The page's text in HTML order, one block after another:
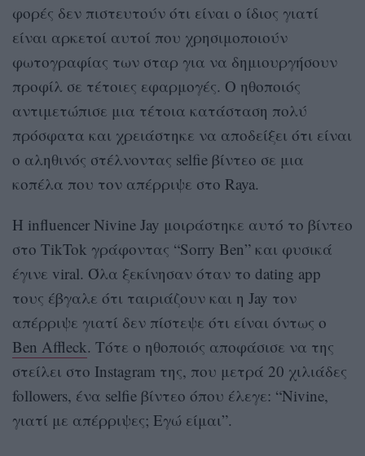
φορές δεν πιστευτούν ότι είναι ο ίδιος γιατί
είναι αρκετοί αυτοί που χρησιμοποιούν
φωτογραφίας των σταρ για να δημιουργήσουν
προφίλ σε τέτοιες εφαρμογές. Ο ηθοποιός
αντιμετώπισε μια τέτοια κατάσταση πολύ
πρόσφατα και χρειάστηκε να αποδείξει ότι είναι
ο αληθινός στέλνοντας selfie βίντεο σε μια
κοπέλα που τον απέρριψε στο Raya.
Η influencer Nivine Jay μοιράστηκε αυτό το βίντεο
στο TikTok γράφοντας “Sorry Ben” και φυσικά
έγινε viral. Όλα ξεκίνησαν όταν το dating app
τους έβγαλε ότι ταιριάζουν και η Jay τον
απέρριψε γιατί δεν πίστεψε ότι είναι όντως ο
Ben Affleck. Τότε ο ηθοποιός αποφάσισε να της
στείλει στο Instagram της, που μετρά 20 χιλιάδες
followers, ένα selfie βίντεο όπου έλεγε: “Nivine,
γιατί με απέρριψες; Εγώ είμαι”.